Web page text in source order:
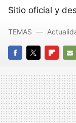
Sitio oficial y
FACEBOOK
TWITTER
E-
TEMAS